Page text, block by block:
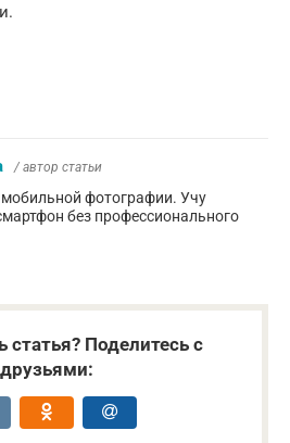
/ автор статьи
фотографии. Учу
без профессионального
статья? Поделитесь с
друзьями: